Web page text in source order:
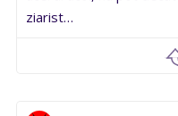
ziarist…